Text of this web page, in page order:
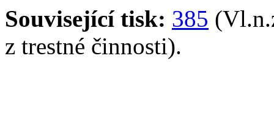
Související tisk: 385
z trestné činnosti).